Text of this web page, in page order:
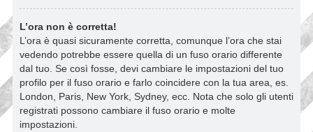
L’ora non è corretta!
L’ora è quasi sicuramente corretta, comunque l’ora che stai
vedendo potrebbe essere quella di un fuso orario differente
dal tuo. Se così fosse, devi cambiare le impostazioni del tuo
profilo per il fuso orario e farlo coincidere con la tua area, es.
London, Paris, New York, Sydney, ecc. Nota che solo gli utenti
registrati possono cambiare il fuso orario e molte
impostazioni.